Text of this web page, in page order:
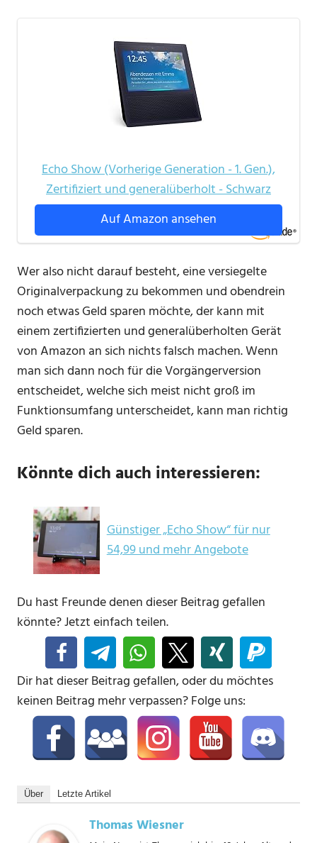
Echo Show (Vorherige Generation - 1. Gen.),
Zertifiziert und generalüberholt - Schwarz
Auf Amazon ansehen
Wer also nicht darauf besteht, eine versiegelte
Originalverpackung zu bekommen und obendrein
noch etwas Geld sparen möchte, der kann mit
einem zertifizierten und generalüberholten Gerät
von Amazon an sich nichts falsch machen. Wenn
man sich dann noch für die Vorgängerversion
entscheidet, welche sich meist nicht groß im
Funktionsumfang unterscheidet, kann man richtig
Geld sparen.
Könnte dich auch interessieren:
Günstiger „Echo Show“ für nur
54,99 und mehr Angebote
Du hast Freunde denen dieser Beitrag gefallen
könnte? Jetzt einfach teilen.
Dir hat dieser Beitrag gefallen, oder du möchtes
keinen Beitrag mehr verpassen? Folge uns:
Über Letzte Artikel
Thomas Wiesner